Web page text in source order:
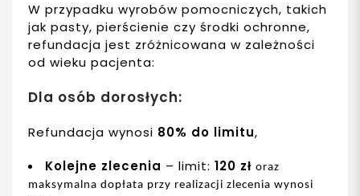
W przypadku wyrobów pomocniczych, takich
jak pasty, pierścienie czy środki ochronne,
refundacja jest zróżnicowana w zależności
od wieku pacjenta:
Dla osób dorosłych:
Refundacja wynosi 80% do limitu,
Kolejne zlecenia – limit: 120 zł oraz
maksymalna dopłata przy realizacji zlecenia wynosi